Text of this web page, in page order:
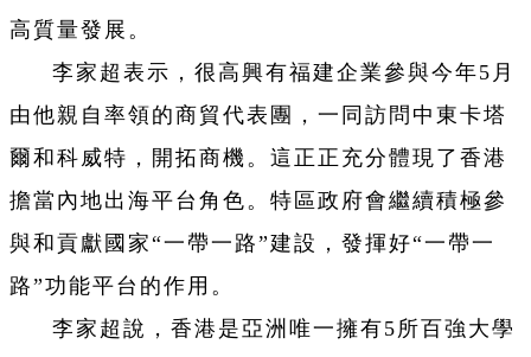
高質量發展。
李家超表示，很高興有福建企業參與今年5月
由他親自率領的商貿代表團，一同訪問中東卡塔
爾和科威特，開拓商機。這正正充分體現了香港
擔當內地出海平台角色。特區政府會繼續積極參
與和貢獻國家“一帶一路”建設，發揮好“一帶一
路”功能平台的作用。
李家超說，香港是亞洲唯一擁有5所百強大學